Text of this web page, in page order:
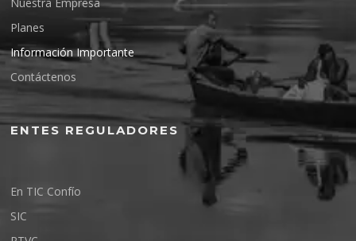
Nuestra Empresa
Planes
Información Importante
Contáctenos
ENTES REGULADORES
En TIC Confío
SIC